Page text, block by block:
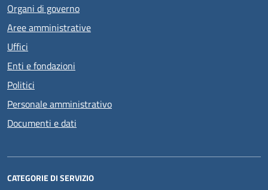
Organi di governo
Aree amministrative
Uffici
Enti e fondazioni
Politici
Personale amministrativo
Documenti e dati
CATEGORIE DI SERVIZIO